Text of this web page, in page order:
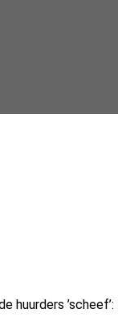
huurders